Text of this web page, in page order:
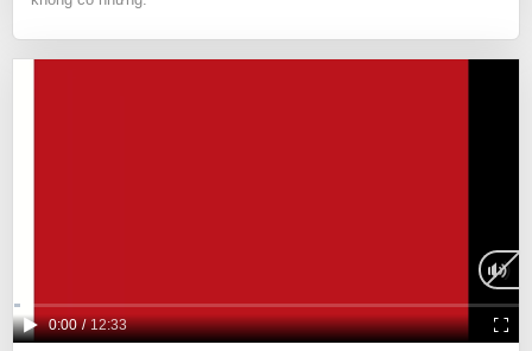
Current
0:00 / Duration
12:33